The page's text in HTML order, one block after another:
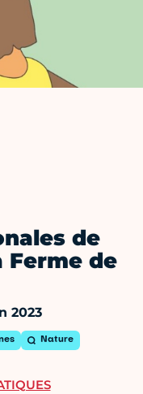
de
de
2023
Nature